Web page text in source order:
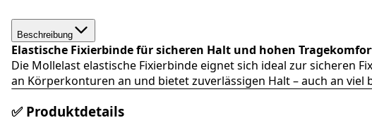
Beschreibung
Elastische Fixierbinde für sicheren Halt und hohen
Die Mollelast elastische Fixierbinde eignet sich ideal zur sicheren
an Körperkonturen an und bietet zuverlässigen Halt – auch an viel
✅ Produktdetails